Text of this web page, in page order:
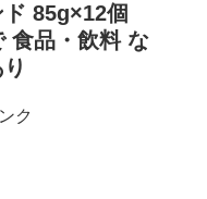
85g×12個
食品・飲料 な
ク